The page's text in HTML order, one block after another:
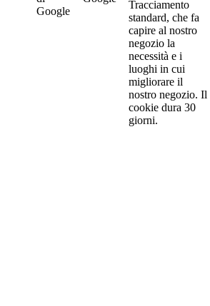
Google
Tracciamento
standard, che fa
capire al nostro
negozio la
necessità e i
luoghi in cui
migliorare il
nostro negozio. Il
cookie dura 30
giorni.